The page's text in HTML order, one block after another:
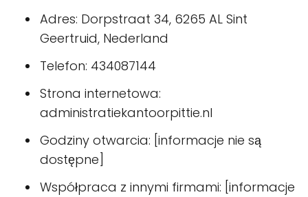
Adres: Dorpstraat 34, 6265 AL Sint
Geertruid, Nederland
Telefon: 434087144
Strona internetowa:
administratiekantoorpittie.nl
Godziny otwarcia: [informacje nie są
dostępne]
Współpraca z innymi firmami: [informacje